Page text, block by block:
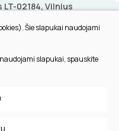
LT-02184, Vilnius
Kaunas
Klaipėda
Šie slapukai naudojami
slapukai, spauskite